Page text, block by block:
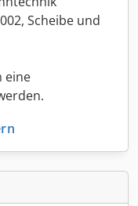
Scheibe und
eine